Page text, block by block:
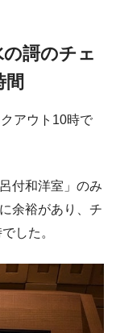
謌のチェ
間
アウト10時で
付和洋室」のみ
余裕があり、チ
した。